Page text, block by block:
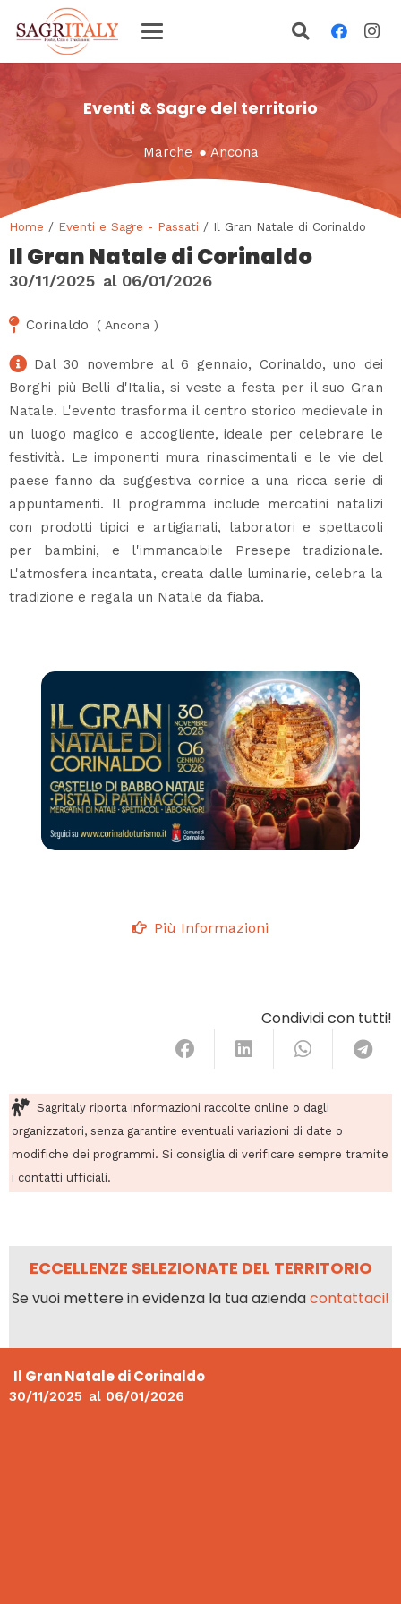
Eventi & Sagre del territorio
Marche ● Ancona
Home / Eventi e Sagre - Passati / Il Gran Natale di Corinaldo
Il Gran Natale di Corinaldo
30/11/2025 al 06/01/2026
Corinaldo ( Ancona )
Dal 30 novembre al 6 gennaio, Corinaldo, uno dei
Borghi più Belli d'Italia, si veste a festa per il suo Gran
Natale. L'evento trasforma il centro storico medievale in
un luogo magico e accogliente, ideale per celebrare le
festività. Le imponenti mura rinascimentali e le vie del
paese fanno da suggestiva cornice a una ricca serie di
appuntamenti. Il programma include mercatini natalizi
con prodotti tipici e artigianali, laboratori e spettacoli
per bambini, e l'immancabile Presepe tradizionale.
L'atmosfera incantata, creata dalle luminarie, celebra la
tradizione e regala un Natale da fiaba.
Più Informazioni
Condividi con tutti!
Sagritaly riporta informazioni raccolte online o dagli
organizzatori, senza garantire eventuali variazioni di date o
modifiche dei programmi. Si consiglia di verificare sempre tramite
i contatti ufficiali.
ECCELLENZE SELEZIONATE DEL TERRITORIO
Se vuoi mettere in evidenza la tua aziendacontattaci!
Il Gran Natale di Corinaldo
30/11/2025 al 06/01/2026